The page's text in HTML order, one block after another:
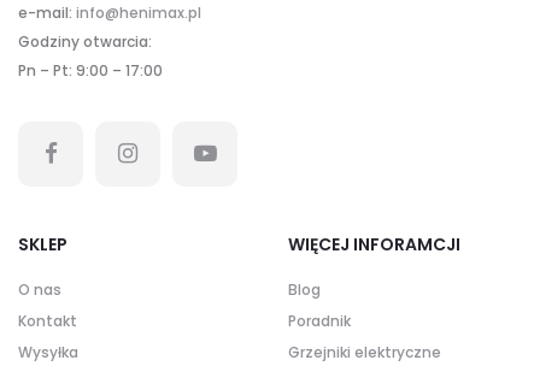
e-mail: info@henimax.pl
Godziny otwarcia:
Pn – Pt: 9:00 – 17:00
SKLEP
O nas
Kontakt
Wysyłka
WIĘCEJ INFORAMCJI
Blog
Poradnik
Grzejniki elektryczne